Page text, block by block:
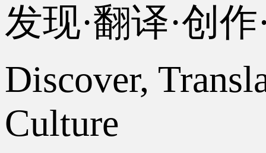
发现·翻译·创
Discover,
Culture